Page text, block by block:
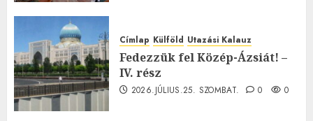
Címlap Külföld Utazási Kalauz
Fedezzük fel Közép-Ázsiát! –
IV. rész
2026.JÚLIUS.25. SZOMBAT. 0 0